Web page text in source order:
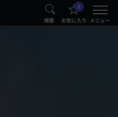
検索
0
お気に入り メニュー
®